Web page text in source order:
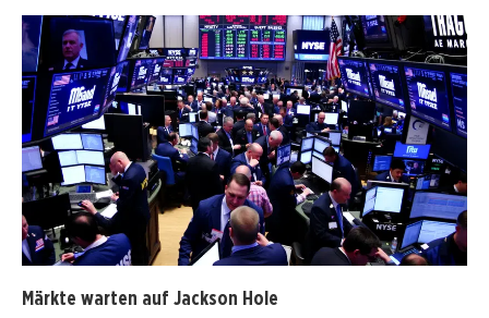
Märkte warten auf Jackson Hole